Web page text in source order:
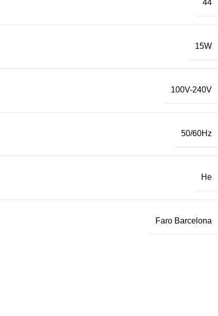
44
15W
100V-240V
50/60Hz
Не
Faro Barcelona